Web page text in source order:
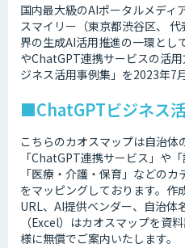
国内最大級のAIポータルメディ
スマイリー（東京都渋谷区、
界の生成AI活用推進の一環とし
やChatGPT連携サービスの活
ジネス活用事例集」を2023年7
■ChatGPTビジネス
こちらのカオスマップは自治体
「ChatGPT連携サービス」や
「医療・介護・保育」などの
をマッピングしております。作
URL、AI提供ベンダー、自治体
（Excel）はカオスマップを資
様に無償でご案内いたします。